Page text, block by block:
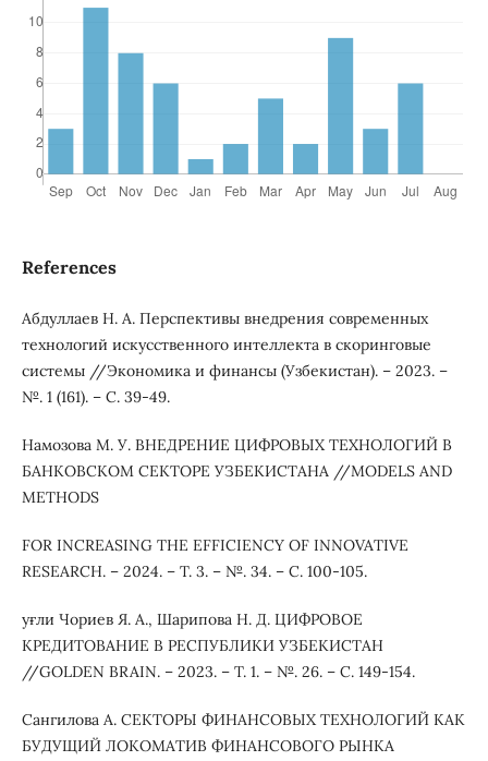
References
Абдуллаев Н. А. Перспективы внедрения современных
технологий искусственного интеллекта в скоринговые
системы //Экономика и финансы (Узбекистан). – 2023. –
№. 1 (161). – С. 39-49.
Намозова М. У. ВНЕДРЕНИЕ ЦИФРОВЫХ ТЕХНОЛОГИЙ В
БАНКОВСКОМ СЕКТОРЕ УЗБЕКИСТАНА //MODELS AND
METHODS
FOR INCREASING THE EFFICIENCY OF INNOVATIVE
RESEARCH. – 2024. – Т. 3. – №. 34. – С. 100-105.
уғли Чориев Я. А., Шарипова Н. Д. ЦИФРОВОЕ
КРЕДИТОВАНИЕ В РЕСПУБЛИКИ УЗБЕКИСТАН
//GOLDEN BRAIN. – 2023. – Т. 1. – №. 26. – С. 149-154.
Сангилова А. СЕКТОРЫ ФИНАНСОВЫХ ТЕХНОЛОГИЙ КАК
БУДУЩИЙ ЛОКОМАТИВ ФИНАНСОВОГО РЫНКА